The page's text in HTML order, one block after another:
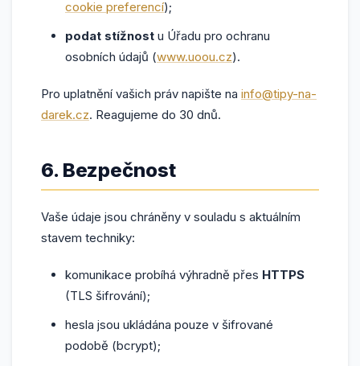
cookie preferencí);
podat stížnost u Úřadu pro ochranu
osobních údajů (www.uoou.cz).
Pro uplatnění vašich práv napište na info@tipy-na-
darek.cz. Reagujeme do 30 dnů.
6. Bezpečnost
Vaše údaje jsou chráněny v souladu s aktuálním
stavem techniky:
komunikace probíhá výhradně přes HTTPS
(TLS šifrování);
hesla jsou ukládána pouze v šifrované
podobě (bcrypt);